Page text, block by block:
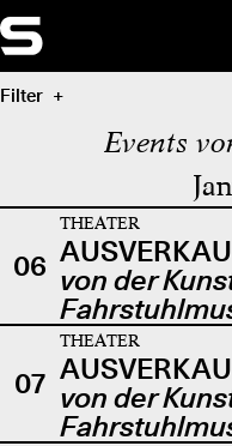
Filter
Events
06
THEATER
von der
07
THEATER
von der